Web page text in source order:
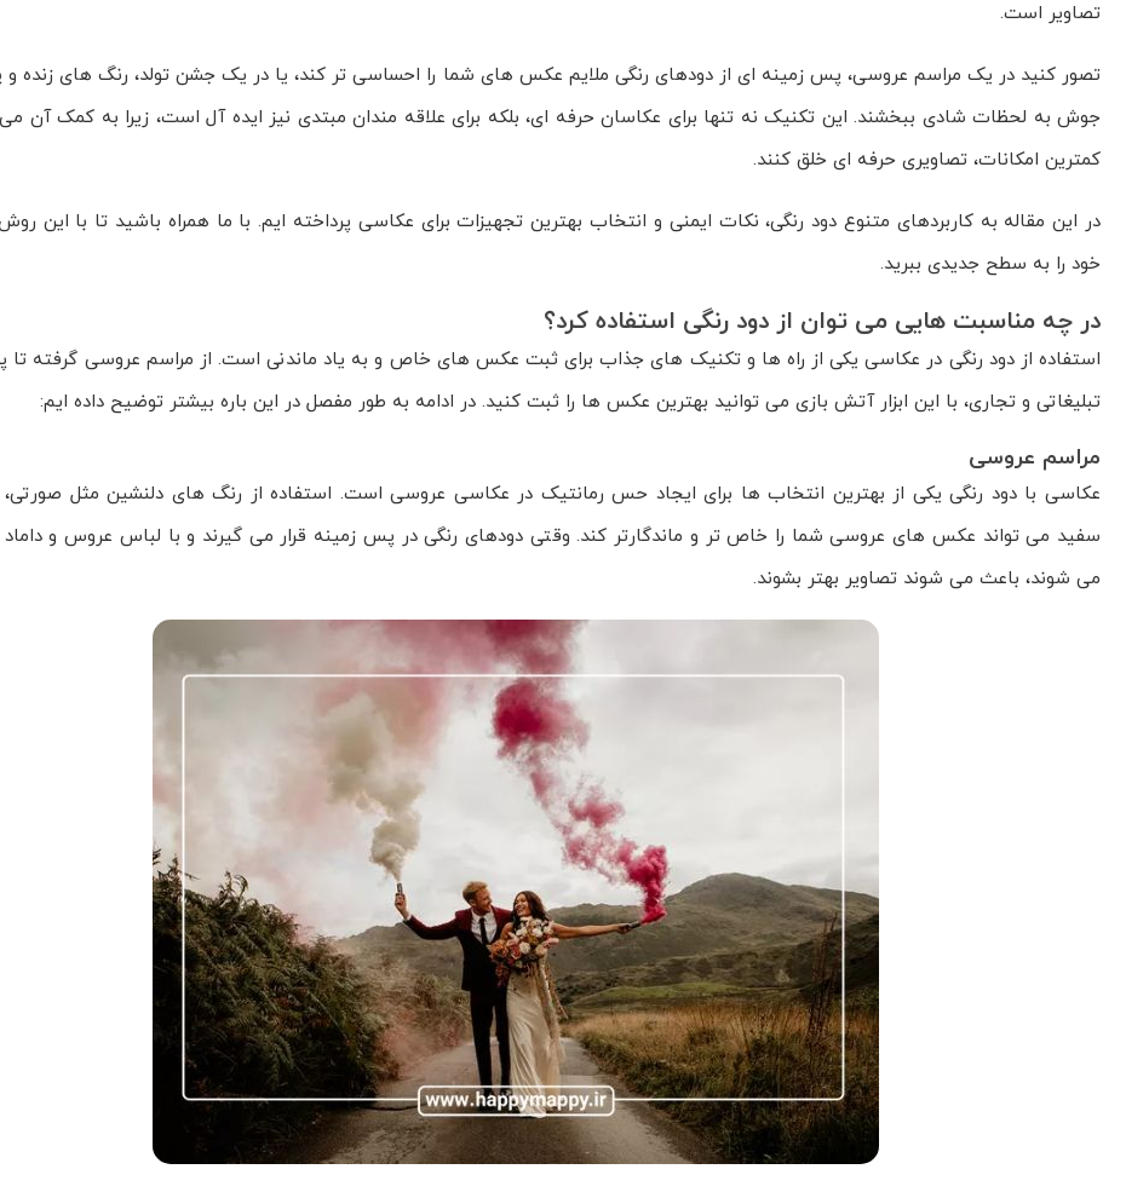
تصاویر است.
تصور کنید در یک مراسم عروسی، پس زمینه ای از دودهای رنگی ملایم عکس های شما را احساسی تر کند، یا در یک جشن تولد، رنگ های زنده
جوش به لحظات شادی ببخشند. این تکنیک نه تنها برای عکاسان حرفه ای، بلکه برای علاقه مندان مبتدی نیز ایده آل است، زیرا به کمک آن می
کمترین امکانات، تصاویری حرفه ای خلق کنند.
در این مقاله به کاربردهای متنوع دود رنگی، نکات ایمنی و انتخاب بهترین تجهیزات برای عکاسی پرداخته ایم. با ما همراه باشید تا با این
خود را به سطح جدیدی ببرید.
در چه مناسبت هایی می توان از دود رنگی استفاده کرد؟
استفاده از دود رنگی در عکاسی یکی از راه ها و تکنیک های جذاب برای ثبت عکس های خاص و به یاد ماندنی است. از مراسم عروسی گرفته تا
تبلیغاتی و تجاری، با این ابزار آتش بازی می توانید بهترین عکس ها را ثبت کنید. در ادامه به طور مفصل در این باره بیشتر توضیح داده ایم:
مراسم عروسی
عکاسی با دود رنگی یکی از بهترین انتخاب ها برای ایجاد حس رمانتیک در عکاسی عروسی است. استفاده از رنگ های دلنشین مثل صورتی،
سفید می تواند عکس های عروسی شما را خاص تر و ماندگارتر کند. وقتی دودهای رنگی در پس زمینه قرار می گیرند و با لباس عروس و
می شوند، باعث می شوند تصاویر بهتر بشوند.